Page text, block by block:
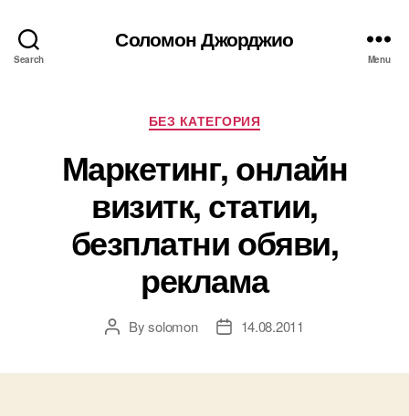
Search
Соломон Джорджио
Menu
Categories
БЕЗ КАТЕГОРИЯ
Маркетинг, онлайн
визитк, статии,
безплатни обяви,
реклама
PostBysolomon
Post14.08.2011